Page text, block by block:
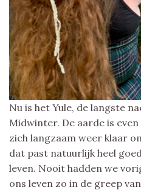
Nu is het Yule, de langste
Midwinter. De aarde is even
zich langzaam weer klaar
dat past natuurlijk heel
leven. Nooit hadden we
ons leven zo in de greep